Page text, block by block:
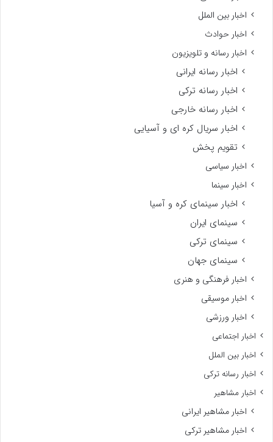
اخبار بین الملل
اخبار حوادث
اخبار رسانه و تلویزیون
اخبار رسانه ایرانی
اخبار رسانه ترکی
اخبار رسانه خارجی
اخبار سریال کره ای و آسیایی
تقویم پخش
اخبار سیاسی
اخبار سینما
اخبار سینمای کره و آسیا
سینمای ایران
سینمای ترکی
سینمای جهان
اخبار فرهنگی و هنری
اخبار موسیقی
اخبار ورزشی
اخبار اجتماعی
اخبار بین الملل
اخبار رسانه ترکی
اخبار مشاهیر
اخبار مشاهیر ایرانی
اخبار مشاهیر ترکی